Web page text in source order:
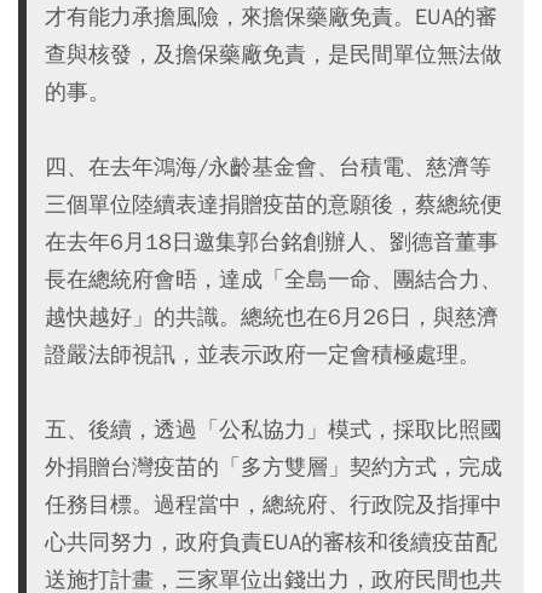
才有能力承擔風險，來擔保藥廠免責。EUA的審
查與核發，及擔保藥廠免責，是民間單位無法做
的事。
四、在去年鴻海/永齡基金會、台積電、慈濟等
三個單位陸續表達捐贈疫苗的意願後，蔡總統便
在去年6月18日邀集郭台銘創辦人、劉德音董事
長在總統府會晤，達成「全島一命、團結合力、
越快越好」的共識。總統也在6月26日，與慈濟
證嚴法師視訊，並表示政府一定會積極處理。
五、後續，透過「公私協力」模式，採取比照國
外捐贈台灣疫苗的「多方雙層」契約方式，完成
任務目標。過程當中，總統府、行政院及指揮中
心共同努力，政府負責EUA的審核和後續疫苗配
送施打計畫，三家單位出錢出力，政府民間也共